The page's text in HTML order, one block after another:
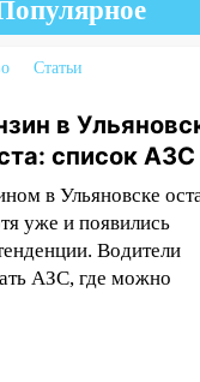
Статьи
в
список АЗС
в Ульяновске
уже и появились
Водители
АЗС, где можно